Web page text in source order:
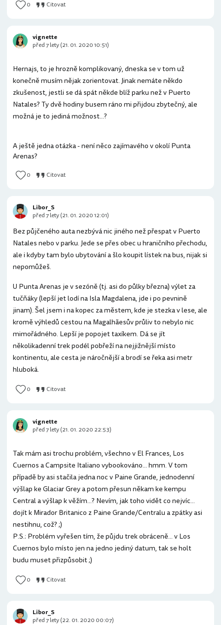
0 Citovat
Hernajs, to je hrozně komplikovaný, dneska se v tom už
konečně musím nějak zorientovat. Jinak nemáte někdo
zkušenost, jestli se dá spát někde blíž parku než v Puerto
Natales? Ty dvě hodiny busem ráno mi přijdou zbytečný, ale
možná je to jediná možnost...?
A ještě jedna otázka - není něco zajímavého v okolí Punta
Arenas?
0 Citovat
vignette
před 7 lety (21. 01. 2020 10:51)
Bez půjčeného auta nezbývá nic jiného než přespat v Puerto
Natales nebo v parku. Jede se přes obec u hraničního přechodu,
ale i kdyby tam bylo ubytování a šlo koupit lístek na bus, nijak si
nepomůžeš.
U Punta Arenas je v sezóně (tj. asi do půlky března) výlet za
tučňáky (lepší jet lodí na Isla Magdalena, jde i po pevnině
jinam). Šel jsem i na kopec za městem, kde je stezka v lese, ale
kromě výhledů cestou na Magalhãesův průliv to nebylo nic
mimořádného. Lepší je popojet taxíkem. Dá se jít
několikadenní trek podél pobřeží na nejjižnější místo
kontinentu, ale cesta je náročnější a brodí se řeka asi metr
hluboká.
0 Citovat
Libor_S
před 7 lety (21. 01. 2020 12:01)
Tak mám asi trochu problém, všechno v El Frances, Los
Cuernos a Campsite Italiano vybookováno... hmm. V tom
případě by asi stačila jedna noc v Paine Grande, jednodenní
výšlap ke Glaciar Grey a potom přesun někam ke kempu
Central a výšlap k věžím...? Nevím, jak toho vidět co nejvíc...
dojít k Mirador Britanico z Paine Grande/Centralu a zpátky asi
nestihnu, což? ;)
P.S.: Problém vyřešen tím, že půjdu trek obráceně... v Los
Cuernos bylo místo jen na jedno jediný datum, tak se holt
budu muset přizpůsobit ;)
0 Citovat
vignette
před 7 lety (21. 01. 2020 22:53)
Libor_S
před 7 lety (22. 01. 2020 00:07)